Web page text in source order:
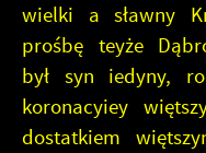
wielki a sławny
prośbę teyże
był syn iedyny,
koronacyiey
dostatkiem